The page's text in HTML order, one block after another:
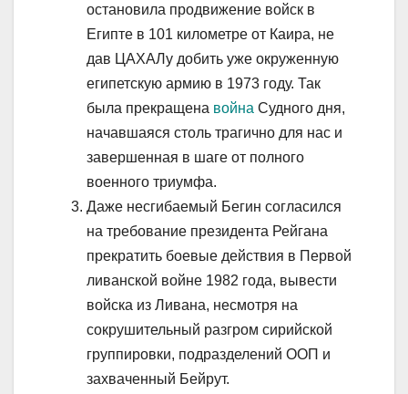
остановила продвижение войск в
Египте в 101 километре от Каира, не
дав ЦАХАЛу добить уже окруженную
египетскую армию в 1973 году. Так
была прекращена война Судного дня,
начавшаяся столь трагично для нас и
завершенная в шаге от полного
военного триумфа.
Даже несгибаемый Бегин согласился
на требование президента Рейгана
прекратить боевые действия в Первой
ливанской войне 1982 года, вывести
войска из Ливана, несмотря на
сокрушительный разгром сирийской
группировки, подразделений ООП и
захваченный Бейрут.